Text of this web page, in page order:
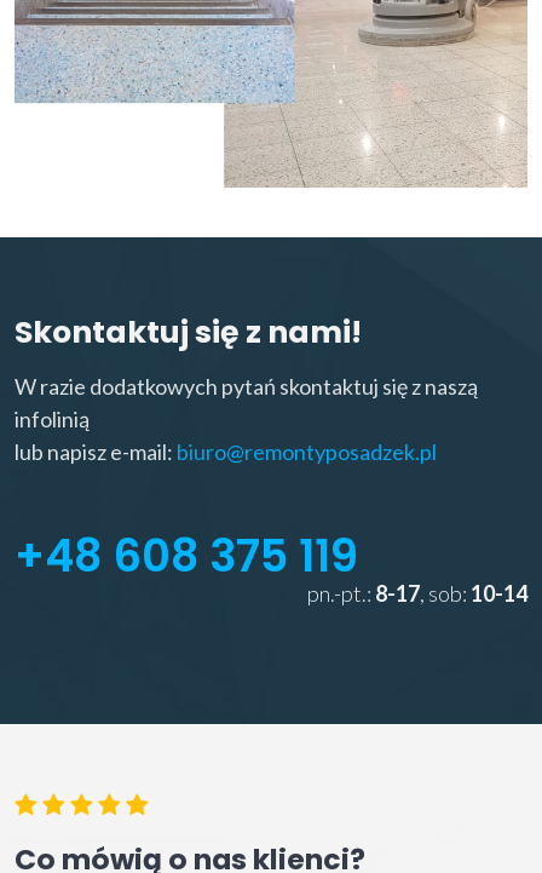
Skontaktuj się z nami!
W razie dodatkowych pytań skontaktuj się z naszą
infolinią
lub napisz e-mail: biuro@remontyposadzek.pl
+48 608 375 119
pn.-pt.: 8-17, sob: 10-14
Co mówią o nas klienci?